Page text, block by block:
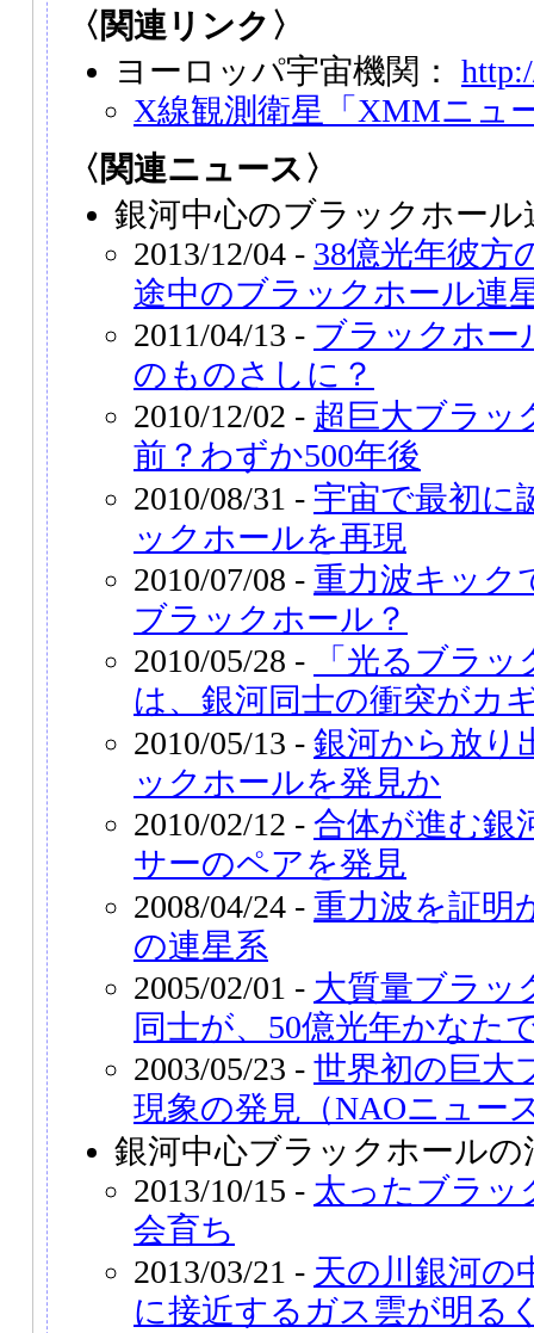
〈関連リンク〉
ヨーロッパ宇宙機関：
X線観測衛星「XMMニュ
〈関連ニュース〉
銀河中心のブラックホール
2013/12/04 - 38億光年彼方
途中のブラックホール連
2011/04/13 - ブラックホー
のものさしに？
2010/12/02 - 超巨大ブラッ
前？わずか500年後
2010/08/31 - 宇宙で最初に
ックホールを再現
2010/07/08 - 重力波キック
ブラックホール？
2010/05/28 -
「光るブラ
は、銀河同士の衝突がカ
2010/05/13 - 銀河から放り
ックホールを発見か
2010/02/12 - 合体が進む銀
サーのペアを発見
2008/04/24 - 重力波を証明
の連星系
2005/02/01 - 大質量ブラッ
同士が、50億光年かなた
2003/05/23 - 世界初の巨大
現象の発見（NAOニュー
銀河中心ブラックホールの
2013/10/15 - 太ったブラッ
会育ち
2013/03/21 - 天の川銀河の
に接近するガス雲が明る